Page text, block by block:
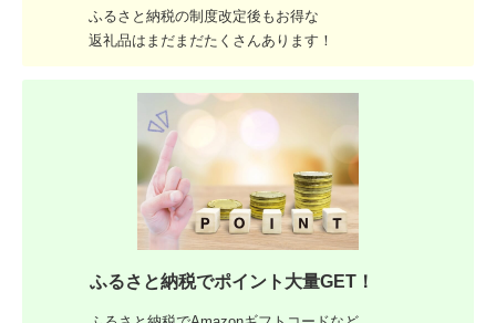
ふるさと納税の制度改定後もお得な
返礼品はまだまだたくさんあります！
ふるさと納税でポイント大量GET！